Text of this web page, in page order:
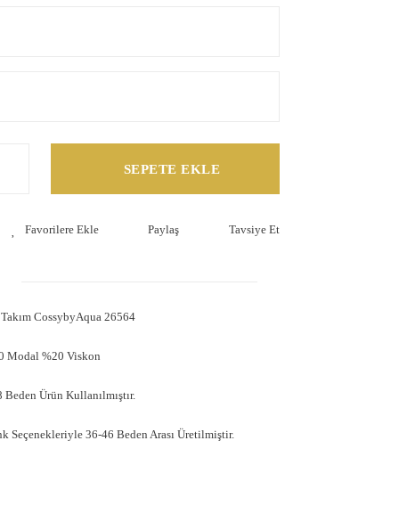
SEPETE EKLE
Paylaş Tavsiye Et
CossybyAqua 26564
Modal %20 Viskon
Ürün Kullanılmıştır.
Seçenekleriyle 36-46 Beden Arası Üretilmiştir.